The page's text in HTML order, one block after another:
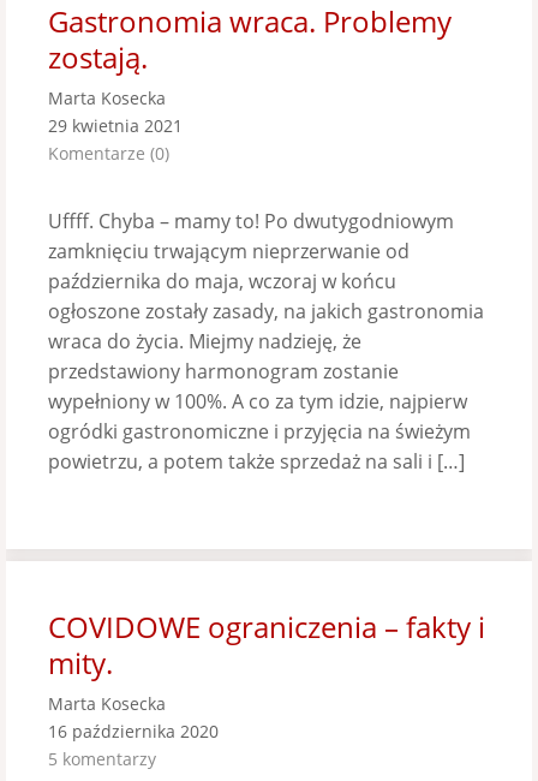
Gastronomia wraca. Problemy
zostają.
Marta Kosecka
29 kwietnia 2021
Komentarze (0)
Uffff. Chyba – mamy to! Po dwutygodniowym
zamknięciu trwającym nieprzerwanie od
października do maja, wczoraj w końcu
ogłoszone zostały zasady, na jakich gastronomia
wraca do życia. Miejmy nadzieję, że
przedstawiony harmonogram zostanie
wypełniony w 100%. A co za tym idzie, najpierw
ogródki gastronomiczne i przyjęcia na świeżym
powietrzu, a potem także sprzedaż na sali i […]
COVIDOWE ograniczenia – fakty i
mity.
Marta Kosecka
16 października 2020
5 komentarzy